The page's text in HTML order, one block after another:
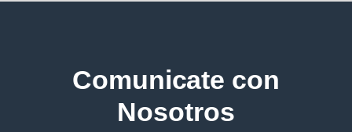
Comunicate con
Nosotros